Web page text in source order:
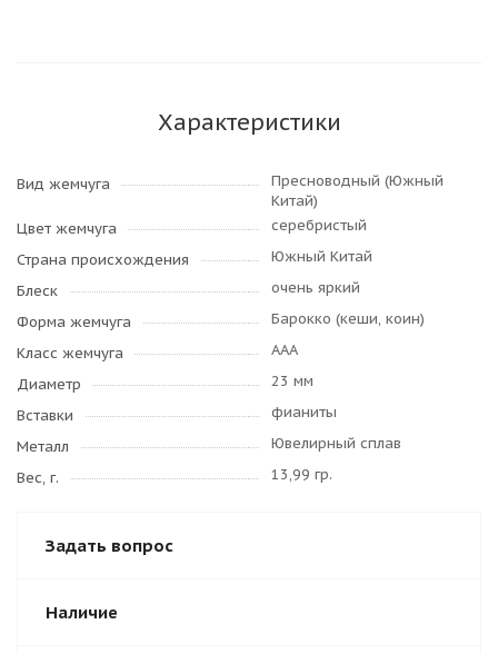
Характеристики
Вид жемчуга
Пресноводный (Южный
Китай)
Цвет жемчуга
серебристый
Страна происхождения
Южный Китай
Блеск
очень яркий
Форма жемчуга
Барокко (кеши, коин)
Класс жемчуга
AAA
Диаметр
23 мм
Вставки
фианиты
Металл
Ювелирный сплав
Вес, г.
13,99 гр.
Задать вопрос
Наличие